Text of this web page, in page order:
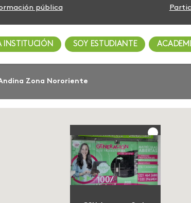
pública
INSTITUCIÓN SOY ESTUDIANTE
Zona Nororiente